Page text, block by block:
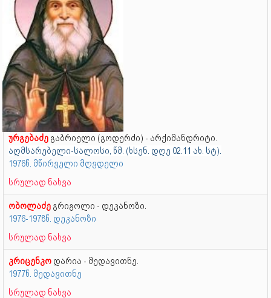
ურგებაძე გაბრიელი (გოდერძი) - არქიმანდრიტი.
აღმსარებელი-სალოსი, წმ. (ხსენ. დღე 02.11 ახ. სტ).
1976წ. მწირველი მღვდელი
სრულად ნახვა
ობოლაძე გრიგოლი - დეკანოზი.
1976-1978წ. დეკანოზი
სრულად ნახვა
კრიცენკო დარია - მედავითნე.
1977წ. მედავითნე
სრულად ნახვა